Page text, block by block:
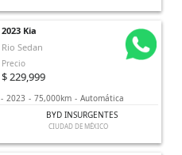
2023 Kia
Rio Sedan
Precio
$ 229,999
- 2023 - 75,000km - Automática
BYD INSURGENTES
CIUDAD DE MÉXICO